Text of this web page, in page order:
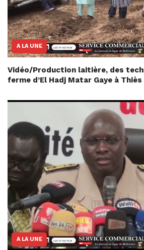
A LA UNE
Vidéo/Production laitière, des
ferme d’El Hadj Matar Gaye à Thiès
A LA UNE